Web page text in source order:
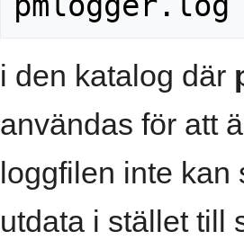
i den katalog där
användas för att
loggfilen inte
utdata i stället till